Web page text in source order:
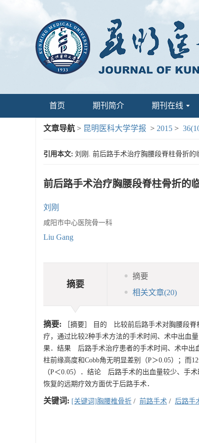
首页 期刊简介 期刊在线
文章导航 > 昆明医科大学学报 > 2015 >
引用本文: 刘刚. 前后路手术治疗胸腰段脊柱骨折的
前后路手术治疗胸腰段脊柱骨折的
刘刚
咸阳市中心医院骨一科
Liu Gang
摘要
摘要
相关文章(20)
摘要: ［摘要］ 目的 比较前后路手术对胸腰段
疗，通过比较2种手术方法的手术时间、术中出血
果．结果 后路手术治疗患者的手术时间、术中出
柱前缘高度和Cobb角无明显差别（P＞0.05）；而
（P＜0.05）．结论 后路手术的出血量较少、手
恢复的远期疗效方面优于后路手术．
关键词: [关键词]胸腰椎骨折 / 前路手术 / 后路手